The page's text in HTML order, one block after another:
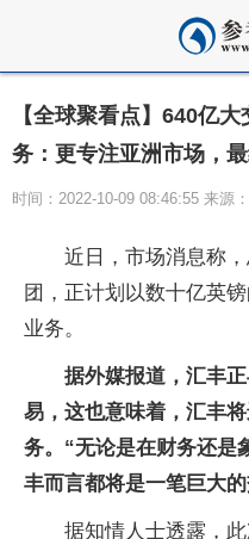
【全球聚看点】640亿
务：更专注亚洲市场，
时间：2022-10-09 08:46:55 来源
近日，市场消息称
团，正计划以数十亿英
业务。
据外媒报道，汇丰
易，这也意味着，汇丰
务。“无论是在财务还是
丰而言都将是一笔巨大
据知情人士透露，